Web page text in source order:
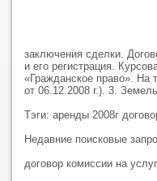
заключения сделки.
и его регистрация.
«Гражданское право». На
от 06.12.2008 г.). 3.
Тэги: аренды 2008г
Недавние поисковые
договор комиссии на